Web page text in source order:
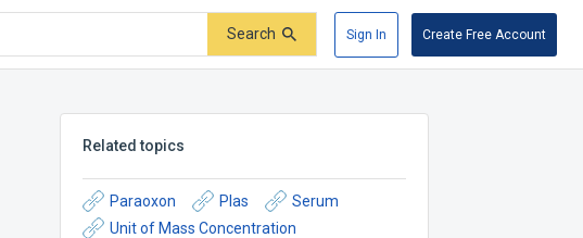
Search Sign In Create Free Account
Related topics
Paraoxon Plas
Serum
Unit of Mass Concentration